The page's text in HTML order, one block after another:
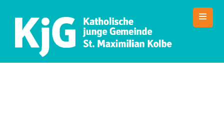
SMK Jugendarbeit
Die Website der KJG St. Maximilian Kolbe Nürnberg